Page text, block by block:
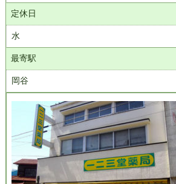
定休日
水
最寄駅
岡谷